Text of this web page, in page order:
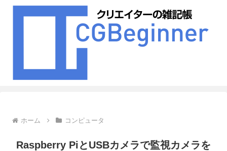
ホーム コンピュータ
Raspberry PiとUSBカメラで監視カメラを